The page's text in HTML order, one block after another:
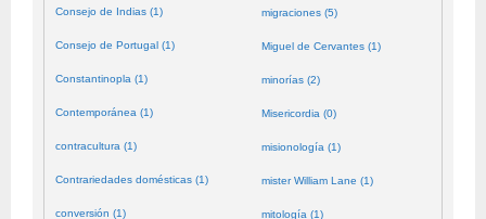
Consejo de Indias (1)
Consejo de Portugal (1)
Constantinopla (1)
Contemporánea (1)
contracultura (1)
Contrariedades domésticas (1)
conversión (1)
migraciones (5)
Miguel de Cervantes (1)
minorías (2)
Misericordia (0)
misionología (1)
mister William Lane (1)
mitología (1)